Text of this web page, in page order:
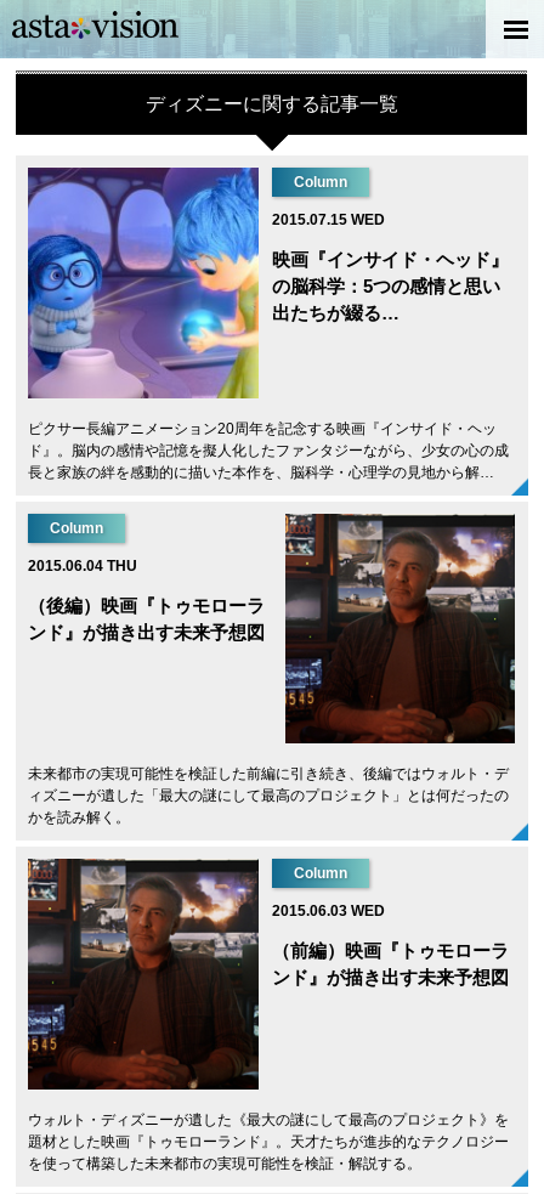
ディズニーに関する記事一覧
Column
2015.07.15 WED
映画『インサイド・ヘッド』
の脳科学：5つの感情と思い
出たちが綴る…
ピクサー長編アニメーション20周年を記念する映画『インサイド・ヘッ
ド』。脳内の感情や記憶を擬人化したファンタジーながら、少女の心の成
長と家族の絆を感動的に描いた本作を、脳科学・心理学の見地から解…
Column
2015.06.04 THU
（後編）映画『トゥモローラ
ンド』が描き出す未来予想図
未来都市の実現可能性を検証した前編に引き続き、後編ではウォルト・デ
ィズニーが遺した「最大の謎にして最高のプロジェクト」とは何だったの
かを読み解く。
Column
2015.06.03 WED
（前編）映画『トゥモローラ
ンド』が描き出す未来予想図
ウォルト・ディズニーが遺した《最大の謎にして最高のプロジェクト》を
題材とした映画『トゥモローランド』。天才たちが進歩的なテクノロジー
を使って構築した未来都市の実現可能性を検証・解説する。